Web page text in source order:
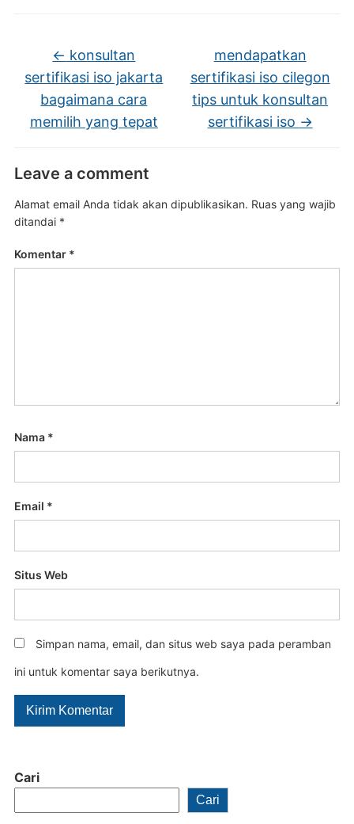
Cari
Cari
← konsultan
sertifikasi iso jakarta
bagaimana cara
memilih yang tepat
mendapatkan
sertifikasi iso cilegon
tips untuk konsultan
sertifikasi iso →
Leave a comment
Alamat email Anda tidak akan dipublikasikan. Ruas yang wajib
ditandai *
Komentar *
Nama *
Email *
Situs Web
Simpan nama, email, dan situs web saya pada peramban
ini untuk komentar saya berikutnya.